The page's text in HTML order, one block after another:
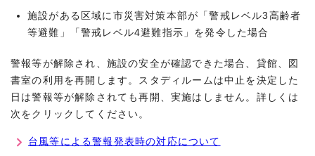
施設がある区域に市災害対策本部が「警戒レベル3高齢者
等避難」「警戒レベル4避難指示」を発令した場合
警報等が解除され、施設の安全が確認できた場合、貸館、図
書室の利用を再開します。スタディルームは中止を決定した
日は警報等が解除されても再開、実施はしません。詳しくは
次をクリックしてください。
台風等による警報発表時の対応について